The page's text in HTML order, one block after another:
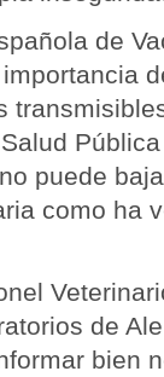
de
puede
como ha
de
bien